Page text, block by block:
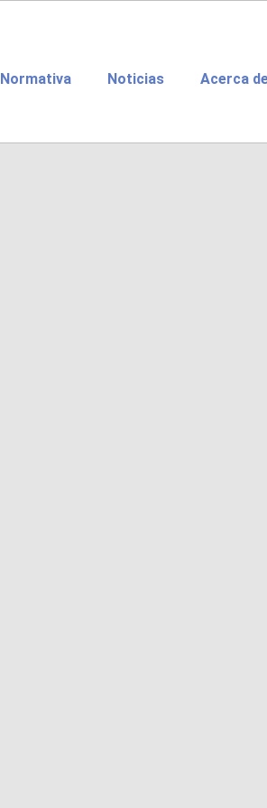
Normativa Noticias Acerca